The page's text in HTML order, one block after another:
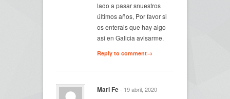
lado a pasar snuestros
últimos años, Por favor si
os enterais que hay algo
asi en Galicia avisarme.
Reply to comment→
Mari Fe- 19 abril, 2020